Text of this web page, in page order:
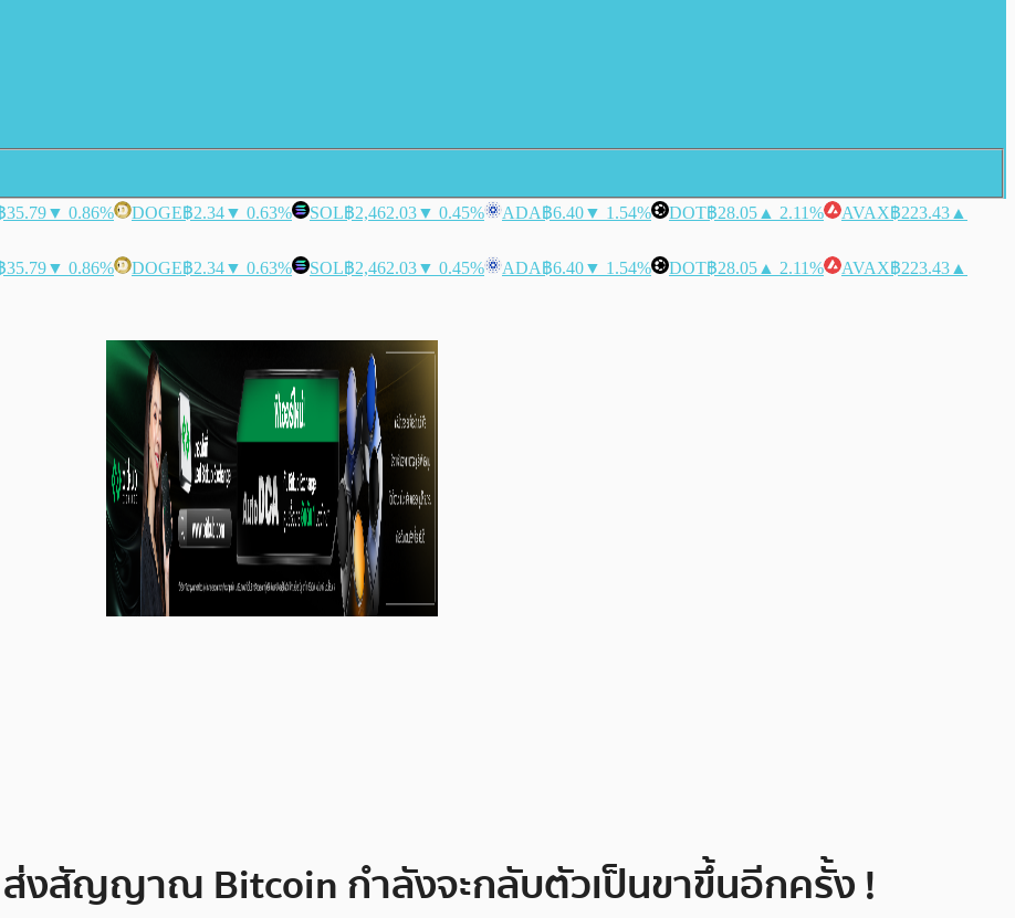
35.79▼ 0.86% DOGE฿2.34▼ 0.63% SOL฿2,462.03▼ 0.45% ADA฿6.40▼ 1.54% DOT฿28.05 ▲ 2.11% AVAX฿223.43 ▲
35.79▼ 0.86% DOGE฿2.34▼ 0.63% SOL฿2,462.03▼ 0.45% ADA฿6.40▼ 1.54% DOT฿28.05 ▲ 2.11% AVAX฿223.43 ▲
ส่งสัญญาณ Bitcoin กำลังจะกลับตัวเป็นขาขึ้นอีกครั้ง !